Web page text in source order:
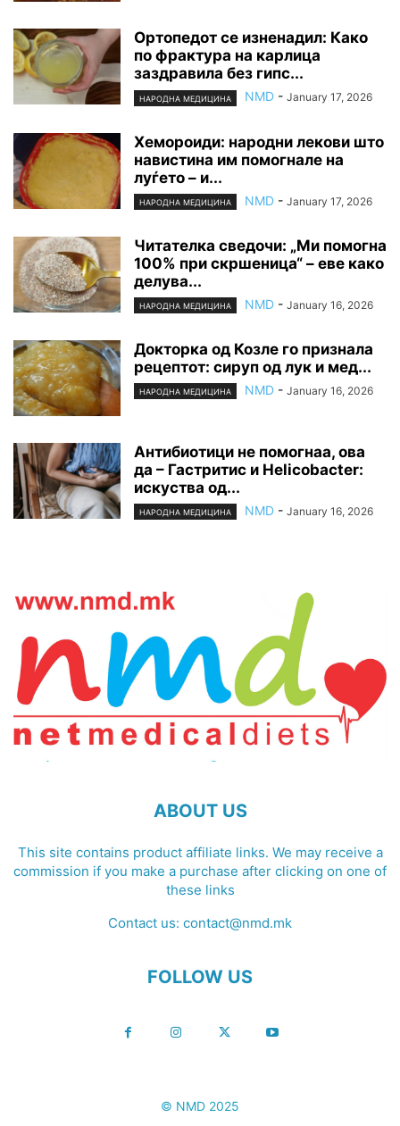
Ортопедот се изненадил: Како
по фрактура на карлица
заздравила без гипс...
НАРОДНА МЕДИЦИНА NMD - January 17, 2026
Хемороиди: народни лекови што
навистина им помогнале на
луѓето – и...
НАРОДНА МЕДИЦИНА NMD - January 17, 2026
Читателка сведочи: „Ми помогна
100% при скршеница“ – еве како
делува...
НАРОДНА МЕДИЦИНА NMD - January 16, 2026
Докторка од Козле го признала
рецептот: сируп од лук и мед...
НАРОДНА МЕДИЦИНА NMD - January 16, 2026
Антибиотици не помогнаа, ова
да – Гастритис и Helicobacter:
искуства од...
НАРОДНА МЕДИЦИНА NMD - January 16, 2026
ABOUT US
This site contains product affiliate links. We may receive a
commission if you make a purchase after clicking on one of
these links
Contact us: contact@nmd.mk
FOLLOW US
© NMD 2025